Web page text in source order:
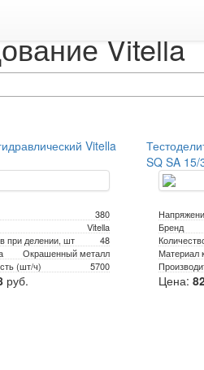
Vitella
Vitella
380
Vitella
при делении, шт
48
Окрашенный металл
(шт/ч)
5700
руб.
SQ SA 15/
Бренд
Материал
Цена: